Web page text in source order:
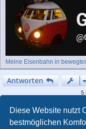
Diese Website nutzt
bestmöglichen
Meine Eisenbahn in
Antworten
5
Startseite